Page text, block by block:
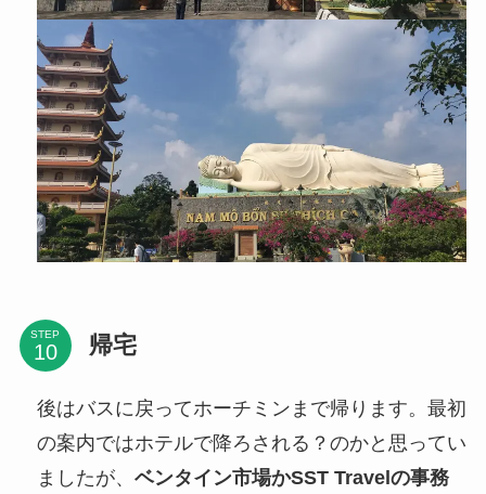
STEP 帰宅
後はバスに戻ってホーチミンまで帰ります。最初
の案内ではホテルで降ろされる？のかと思ってい
ましたが、 ベンタイン市場かSST Travelの事務